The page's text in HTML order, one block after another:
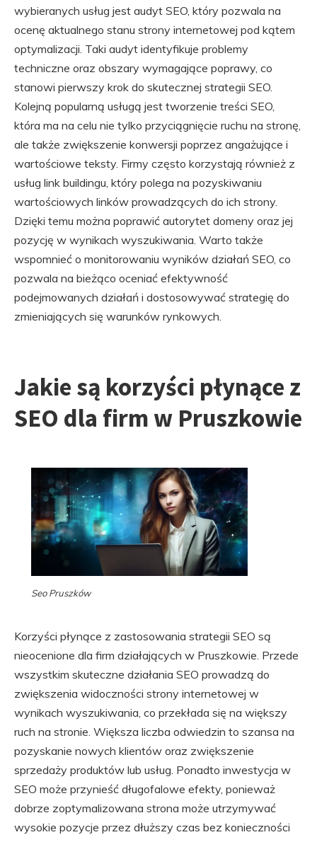
wybieranych usług jest audyt SEO, który pozwala na
ocenę aktualnego stanu strony internetowej pod kątem
optymalizacji. Taki audyt identyfikuje problemy
techniczne oraz obszary wymagające poprawy, co
stanowi pierwszy krok do skutecznej strategii SEO.
Kolejną popularną usługą jest tworzenie treści SEO,
która ma na celu nie tylko przyciągnięcie ruchu na stronę,
ale także zwiększenie konwersji poprzez angażujące i
wartościowe teksty. Firmy często korzystają również z
usług link buildingu, który polega na pozyskiwaniu
wartościowych linków prowadzących do ich strony.
Dzięki temu można poprawić autorytet domeny oraz jej
pozycję w wynikach wyszukiwania. Warto także
wspomnieć o monitorowaniu wyników działań SEO, co
pozwala na bieżąco oceniać efektywność
podejmowanych działań i dostosowywać strategię do
zmieniających się warunków rynkowych.
Jakie są korzyści płynące z
SEO dla firm w Pruszkowie
Seo Pruszków
Korzyści płynące z zastosowania strategii SEO są
nieocenione dla firm działających w Pruszkowie. Przede
wszystkim skuteczne działania SEO prowadzą do
zwiększenia widoczności strony internetowej w
wynikach wyszukiwania, co przekłada się na większy
ruch na stronie. Większa liczba odwiedzin to szansa na
pozyskanie nowych klientów oraz zwiększenie
sprzedaży produktów lub usług. Ponadto inwestycja w
SEO może przynieść długofalowe efekty, ponieważ
dobrze zoptymalizowana strona może utrzymywać
wysokie pozycje przez dłuższy czas bez konieczności